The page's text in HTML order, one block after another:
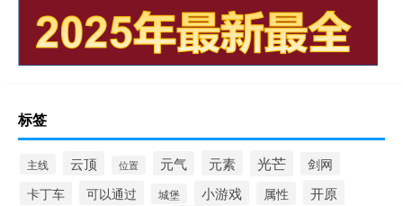
标签
主线 云顶 位置 元气 元素 光芒
剑网
卡丁车
可以通过 城堡 小游戏 属性 开原